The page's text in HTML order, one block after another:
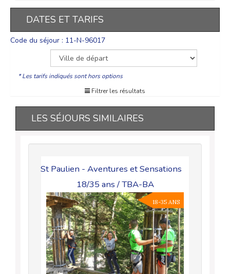
DATES ET TARIFS
Code du séjour : 11-N-96017
* Les tarifs indiqués sont hors options
Filtrer les résultats
LES SÉJOURS SIMILAIRES
St Paulien - Aventures et Sensations
18/35 ans / TBA-BA
18-35 ANS